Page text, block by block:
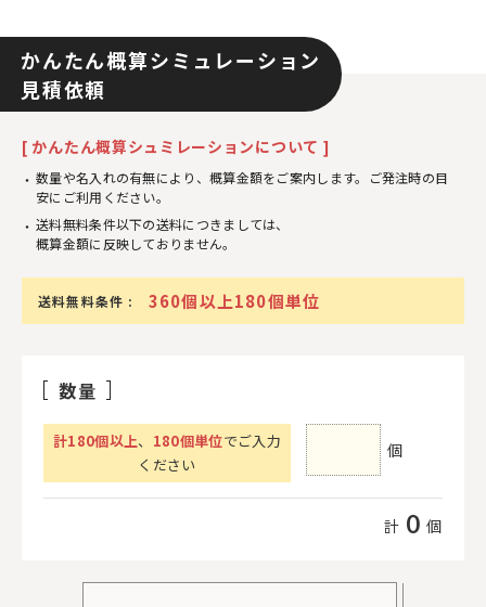
かんたん概算シミュレーション
見積依頼
[ かんたん概算シュミレーションについて ]
数量や名入れの有無により、概算金額をご案内します。ご発注時の目
安にご利用ください。
送料無料条件以下の送料につきましては、
概算金額に反映しておりません。
送料無料条件 : 360個以上180個単位
数量
計180個以上、 180個単位でご入力
ください
個
計 0 個